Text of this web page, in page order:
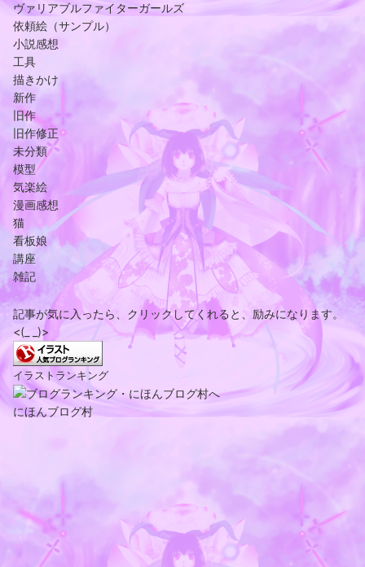
ヴァリアブルファイターガールズ
依頼絵（サンプル）
小説感想
工具
描きかけ
新作
旧作
旧作修正
未分類
模型
気楽絵
漫画感想
猫
看板娘
講座
雑記
記事が気に入ったら、クリックしてくれると、励みになります。
<(_ _)>
イラストランキング
にほんブログ村